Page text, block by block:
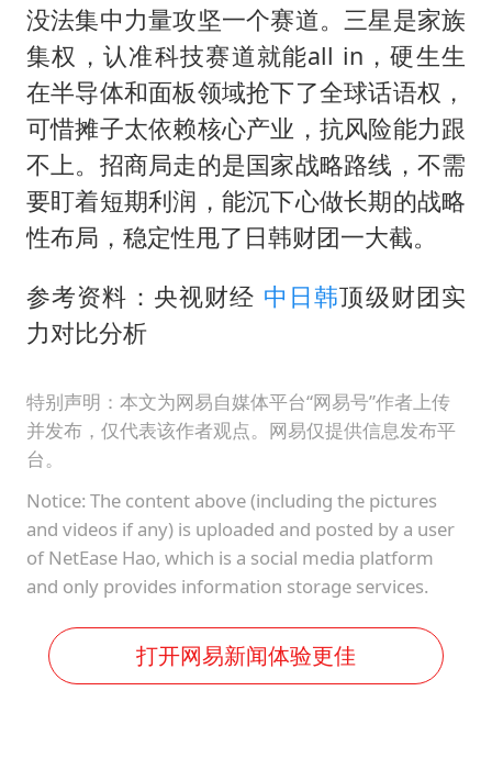
没法集中力量攻坚一个赛道。三星是家族
集权，认准科技赛道就能all in，硬生生
在半导体和面板领域抢下了全球话语权，
可惜摊子太依赖核心产业，抗风险能力跟
不上。招商局走的是国家战略路线，不需
要盯着短期利润，能沉下心做长期的战略
性布局，稳定性甩了日韩财团一大截。
参考资料：央视财经 中日韩顶级财团实
力对比分析
特别声明：本文为网易自媒体平台“网易号”作者上传
并发布，仅代表该作者观点。网易仅提供信息发布平
台。
Notice: The content above (including the pictures
and videos if any) is uploaded and posted by a user
of NetEase Hao, which is a social media platform
and only provides information storage services.
打开网易新闻体验更佳